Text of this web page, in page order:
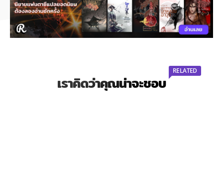
เราคิดว่าคุณน่าจะชอบ
RELATED